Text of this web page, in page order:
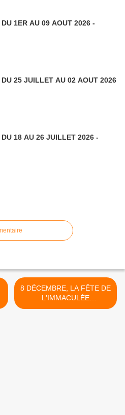
1ER AU 09 AOUT 2026 -
25 JUILLET AU 02 AOUT 2026
18 AU 26 JUILLET 2026 -
8 DÉCEMBRE, LA FÊTE DE
L'IMMACULÉE
CONCEPTION >